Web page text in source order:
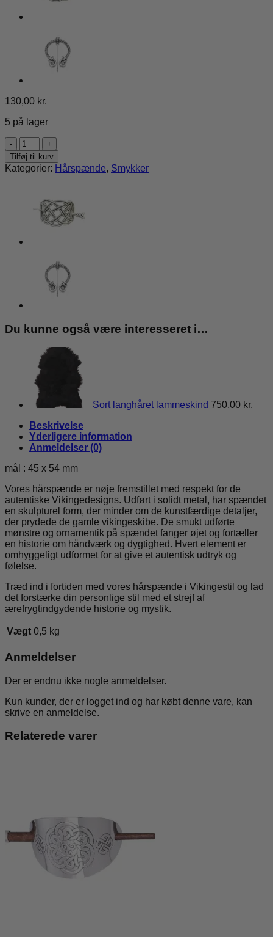
130,00 kr.
5 på lager
Hårspænde
trekant
antal
Tilføj til kurv
Kategorier: Hårspænde, Smykker
Du kunne også være interesseret i…
Sort langhåret lammeskind 750,00 kr.
Beskrivelse
Yderligere information
Anmeldelser (0)
mål : 45 x 54 mm
Vores hårspænde er nøje fremstillet med respekt for de
autentiske Vikingedesigns. Udført i solidt metal, har spændet
en skulpturel form, der minder om de kunstfærdige detaljer,
der prydede de gamle vikingeskibe. De smukt udførte
mønstre og ornamentik på spændet fanger øjet og fortæller
en historie om håndværk og dygtighed. Hvert element er
omhyggeligt udformet for at give et autentisk udtryk og
følelse.
Træd ind i fortiden med vores hårspænde i Vikingestil og lad
det forstærke din personlige stil med et strejf af
ærefrygtindgydende historie og mystik.
Vægt 0,5 kg
Anmeldelser
Der er endnu ikke nogle anmeldelser.
Kun kunder, der er logget ind og har købt denne vare, kan
skrive en anmeldelse.
Relaterede varer